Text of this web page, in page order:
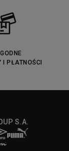
I PŁATNOŚCI
S.A.